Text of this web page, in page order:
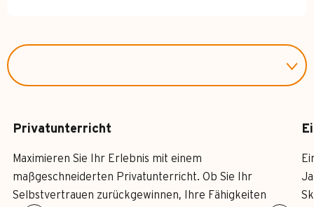
Privatunterricht
Maximieren Sie Ihr Erlebnis mit einem
maßgeschneiderten Privatunterricht. Ob Sie Ihr
Selbstvertrauen zurückgewinnen, Ihre Fähigkeiten